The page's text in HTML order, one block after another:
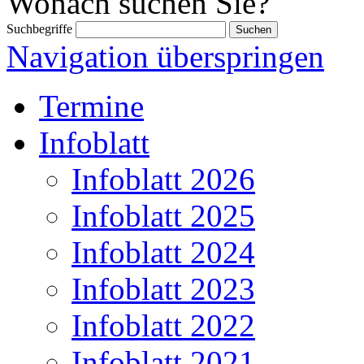
Suchbegriffe
Navigation überspringen
Termine
Infoblatt
Infoblatt 2026
Infoblatt 2025
Infoblatt 2024
Infoblatt 2023
Infoblatt 2022